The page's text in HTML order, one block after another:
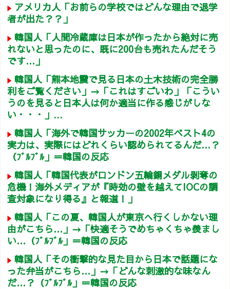
アメリカ人「お前らの学校ではどんな理由で退学
者が出た？？」
韓国人「人間冷蔵庫は日本が作ったから絶対に売
れないと思ったのに、既に200台も売れたんだそう
です…」
韓国人「熊本地震で見る日本の土木技術の完全勝
利をご覧ください」→「これはすごいわ」「こうい
うのを見ると日本人は何か適当に作る感じがしな
い・・・」...
韓国人「海外で韓国サッカーの2002年ベスト4の
実力は、実際にはどれくらい認められてるんだ…？
（ﾌﾞﾙﾌﾞﾙ」＝韓国の反応
韓国人「韓国代表がロンドン五輪銅メダル剥奪の
危機！海外メディアが『時効の壁を越えてIOCの調
査対象になり得る』と報道！」
韓国人「この夏、韓国人が東京へ行くしかない理
由がこちら…」→「快適そうでめちゃくちゃ羨まし
い…（ﾌﾞﾙﾌﾞﾙ」＝韓国の反応
韓国人「その衝撃的な見た目から日本で話題にな
った弁当がこちら…」→「どんな刺激的な味なん
だ…？（ﾌﾞﾙﾌﾞﾙ」＝韓国の反応